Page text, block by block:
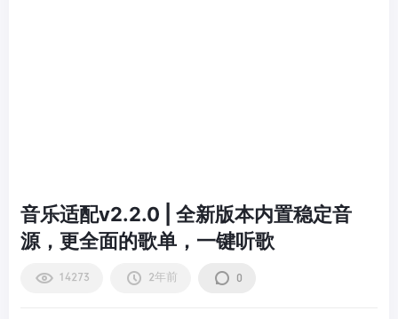
音乐适配v2.2.0 | 全新版本内置稳定音
源，更全面的歌单，一键听歌
14273 2年前 0